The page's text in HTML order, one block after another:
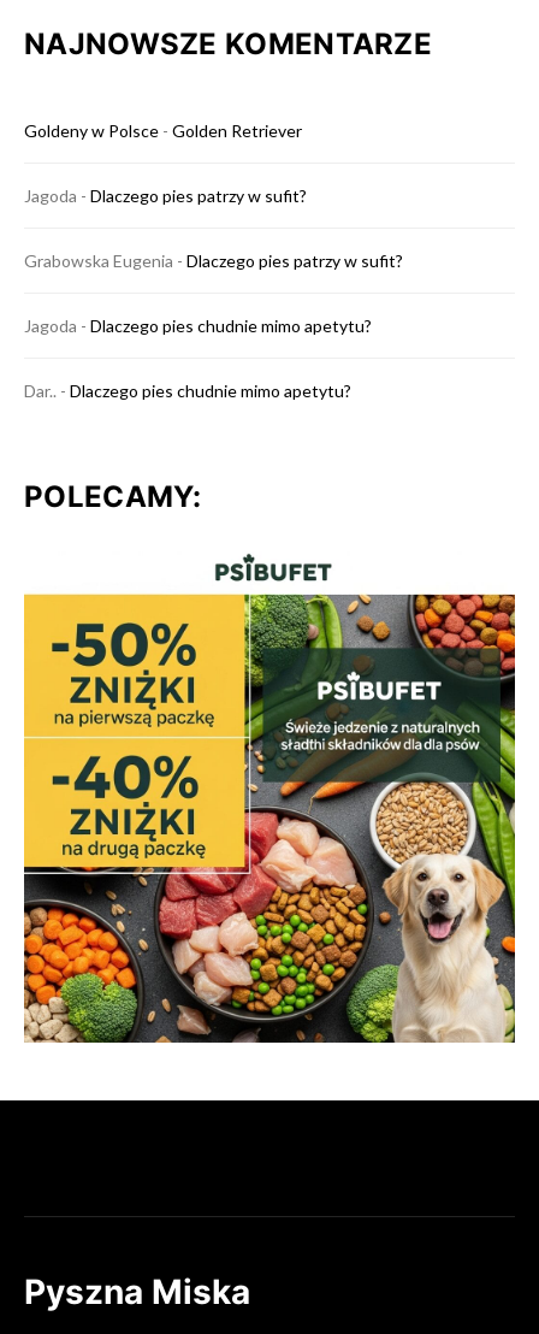
NAJNOWSZE KOMENTARZE
Goldeny w Polsce - Golden Retriever
Jagoda - Dlaczego pies patrzy w sufit?
Grabowska Eugenia - Dlaczego pies patrzy w sufit?
Jagoda - Dlaczego pies chudnie mimo apetytu?
Dar.. - Dlaczego pies chudnie mimo apetytu?
POLECAMY:
Pyszna Miska